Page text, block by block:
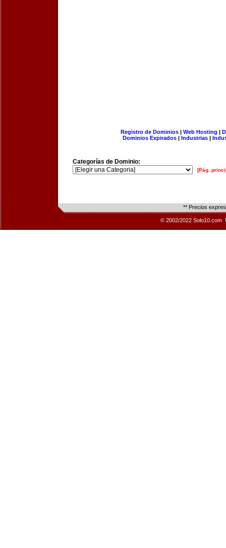
Registro de Dominios| Web Hosting |
Dominios Expirados | Industrias |
Categorías de Dominio:
[Pág.
** Precios
© 2002/2022 Solo10.com